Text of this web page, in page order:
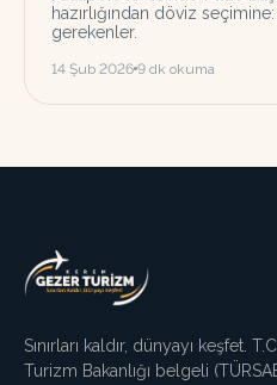
hazırlığından döviz
gerekenler.
14 Şub 2026 9 dk okuma
Sınırları kaldır, dünyayı keşfet.
Turizm Bakanlığı belgeli